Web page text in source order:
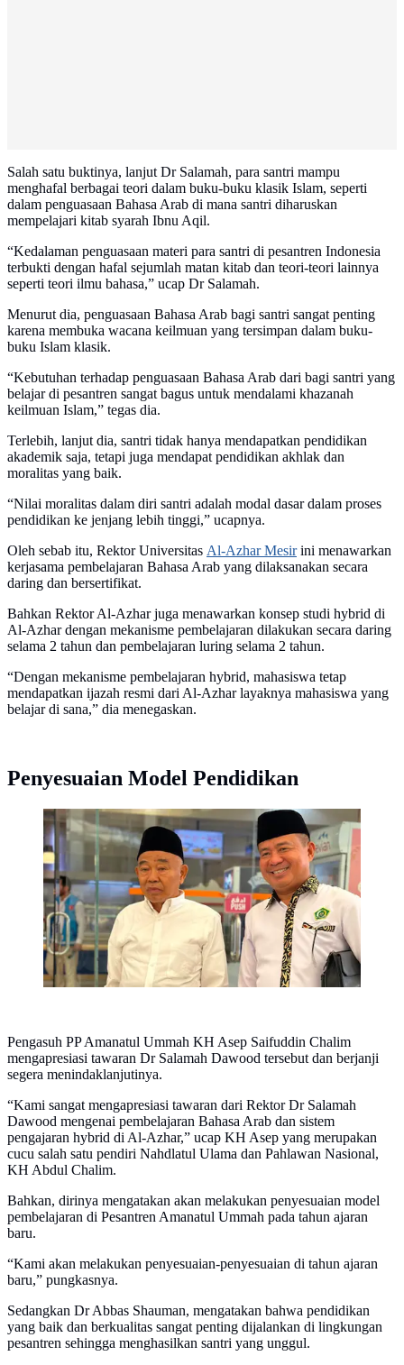
Salah satu buktinya, lanjut Dr Salamah, para santri mampu
menghafal berbagai teori dalam buku-buku klasik Islam, seperti
dalam penguasaan Bahasa Arab di mana santri diharuskan
mempelajari kitab syarah Ibnu Aqil.
“⁠Kedalaman penguasaan materi para santri di pesantren Indonesia
terbukti dengan hafal sejumlah matan kitab dan teori-teori lainnya
seperti teori ilmu bahasa,” ucap Dr Salamah.
Menurut dia, penguasaan Bahasa Arab bagi santri sangat penting
karena membuka wacana keilmuan yang tersimpan dalam buku-
buku Islam klasik.
“Kebutuhan terhadap penguasaan Bahasa Arab dari bagi santri yang
belajar di pesantren sangat bagus untuk mendalami khazanah
keilmuan Islam,” tegas dia.
Terlebih, lanjut dia, santri tidak hanya mendapatkan pendidikan
akademik saja, tetapi juga mendapat pendidikan akhlak dan
moralitas yang baik.
“Nilai moralitas dalam diri santri adalah modal dasar dalam proses
pendidikan ke jenjang lebih tinggi,” ucapnya.
Oleh sebab itu, Rektor Universitas Al-Azhar Mesirini menawarkan
kerjasama pembelajaran Bahasa Arab yang dilaksanakan secara
daring dan bersertifikat.
Bahkan Rektor Al-Azhar juga menawarkan konsep studi hybrid di
Al-Azhar dengan mekanisme pembelajaran dilakukan secara daring
selama 2 tahun dan pembelajaran luring selama 2 tahun.
“Dengan mekanisme pembelajaran hybrid, mahasiswa tetap
mendapatkan ijazah resmi dari Al-Azhar layaknya mahasiswa yang
belajar di sana,” dia menegaskan.
Penyesuaian Model Pendidikan
Pengasuh Pondok Pesantren Amanatul Ummah, KH
Asep Saifuddin Chalim (Dok. Istimewa)
Pengasuh PP Amanatul Ummah KH Asep Saifuddin Chalim
mengapresiasi tawaran Dr Salamah Dawood tersebut dan berjanji
segera menindaklanjutinya.
“Kami sangat mengapresiasi tawaran dari Rektor Dr Salamah
Dawood mengenai pembelajaran Bahasa Arab dan sistem
pengajaran hybrid di Al-Azhar,” ucap KH Asep yang merupakan
cucu salah satu pendiri Nahdlatul Ulama dan Pahlawan Nasional,
KH Abdul Chalim.
Bahkan, dirinya mengatakan akan melakukan penyesuaian model
pembelajaran di Pesantren Amanatul Ummah pada tahun ajaran
baru.
“Kami akan melakukan penyesuaian-penyesuaian di tahun ajaran
baru,” pungkasnya.
Sedangkan Dr Abbas Shauman, mengatakan bahwa pendidikan
yang baik dan berkualitas sangat penting dijalankan di lingkungan
pesantren sehingga menghasilkan santri yang unggul.